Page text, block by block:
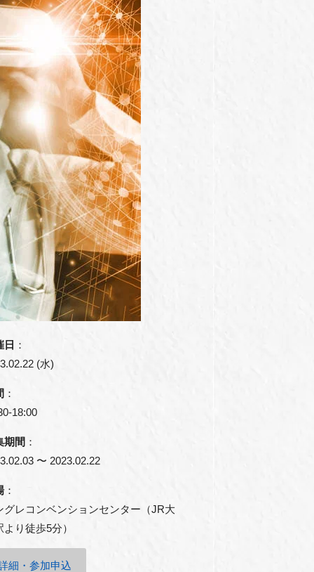
日 ：
(水)
：
18:00
期間 ：
〜 2023.02.22
：
グレコンベンションセンター（JR大
より徒歩5分）
細・参加申込